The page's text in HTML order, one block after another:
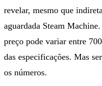
revelar, mesmo que
aguardada Steam
preço pode variar entre
das especificações. Mas
os números.